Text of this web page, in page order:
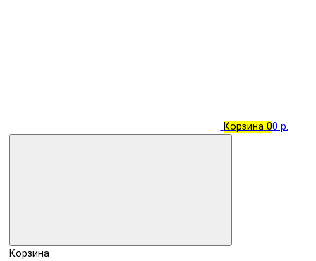
Корзина 00 р.
Корзина